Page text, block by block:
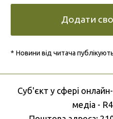
Додати
* Новини від читача
Cуб'єкт у сфері
медіа -